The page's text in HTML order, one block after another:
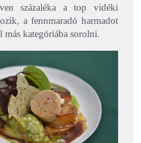
százaléka a top vidéki
a fennmaradó harmadot
kategóriába sorolni.